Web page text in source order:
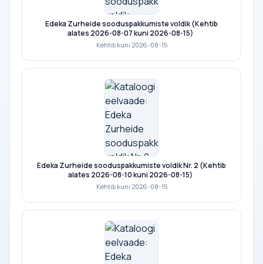
Edeka Zurheide sooduspakkumiste voldik (Kehtib
alates 2026-08-07 kuni 2026-08-15)
Kehtib kuni 2026-08-15
Edeka Zurheide sooduspakkumiste voldik Nr. 2 (Kehtib
alates 2026-08-10 kuni 2026-08-15)
Kehtib kuni 2026-08-15